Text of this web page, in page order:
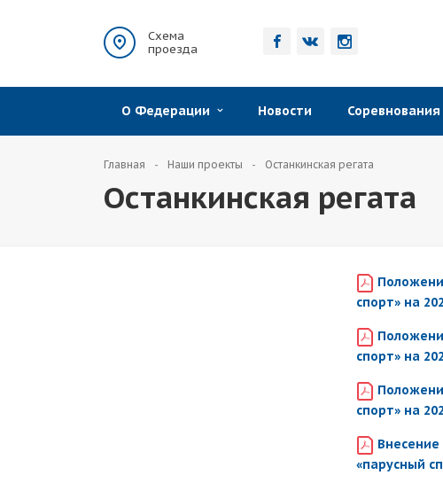
Схема
проезда
О Федерации Новости Соревнования
Главная Наши проекты Останкинская регата
Останкинская регата
спорт» на
спорт» на
спорт» на
«парусный